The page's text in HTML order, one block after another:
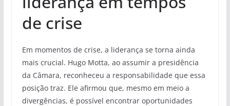
de crise
Em momentos de crise, a liderança se torna ainda
mais crucial. Hugo Motta, ao assumir a presidência
da Câmara, reconheceu a responsabilidade que essa
posição traz. Ele afirmou que, mesmo em meio a
divergências, é possível encontrar oportunidades